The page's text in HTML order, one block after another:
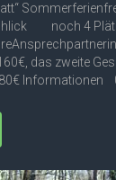
noch 4
das zweite
Informationen